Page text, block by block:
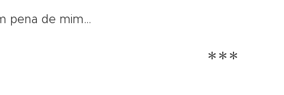
pena de mim…
***